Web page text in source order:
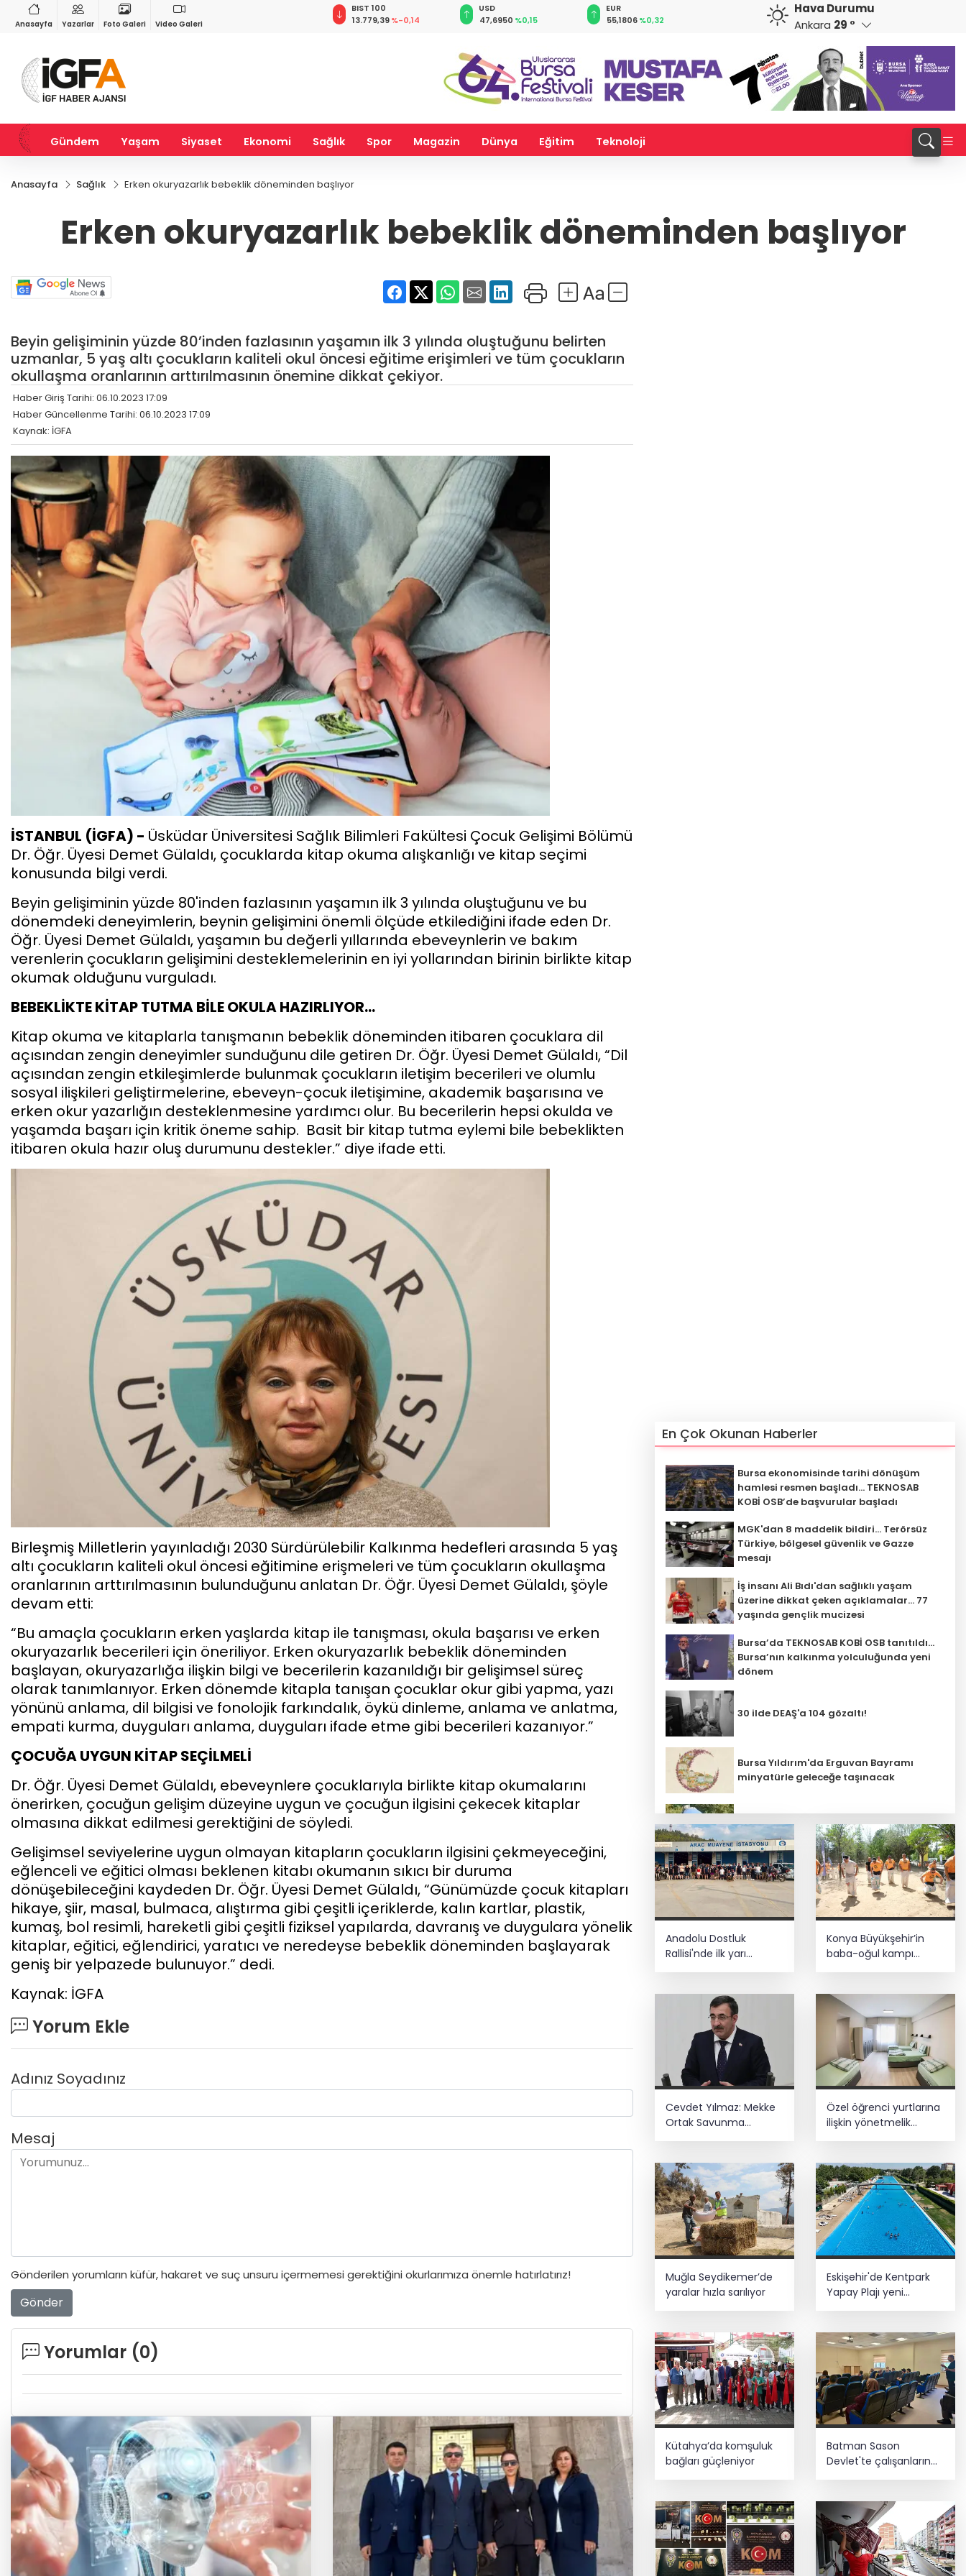
Anasayfa Yazarlar Foto Galeri Video Galeri
%-0,22
0,0018%0,23
BIST 100
13.779,39%-0,14
USD
47,6950 %0,15
EUR
55,1806 %0,32
64,4006%0,39
CHF
59,0494
Hava Durumu
Ankara 29 °
Gündem Yaşam Siyaset Ekonomi Sağlık Spor Magazin Dünya Eğitim Teknoloji
Anasayfa Sağlık Erken okuryazarlık bebeklik döneminden başlıyor
Erken okuryazarlık bebeklik döneminden başlıyor
Beyin gelişiminin yüzde 80’inden fazlasının yaşamın ilk 3 yılında oluştuğunu belirten
uzmanlar, 5 yaş altı çocukların kaliteli okul öncesi eğitime erişimleri ve tüm çocukların
okullaşma oranlarının arttırılmasının önemine dikkat çekiyor.
Haber Giriş Tarihi: 06.10.2023 17:09
Haber Güncellenme Tarihi: 06.10.2023 17:09
Kaynak: İGFA
İSTANBUL (İGFA) - Üsküdar Üniversitesi Sağlık Bilimleri Fakültesi Çocuk Gelişimi Bölümü
Dr. Öğr. Üyesi Demet Gülaldı, çocuklarda kitap okuma alışkanlığı ve kitap seçimi
konusunda bilgi verdi.
Beyin gelişiminin yüzde 80'inden fazlasının yaşamın ilk 3 yılında oluştuğunu ve bu
dönemdeki deneyimlerin, beynin gelişimini önemli ölçüde etkilediğini ifade eden Dr.
Öğr. Üyesi Demet Gülaldı, yaşamın bu değerli yıllarında ebeveynlerin ve bakım
verenlerin çocukların gelişimini desteklemelerinin en iyi yollarından birinin birlikte kitap
okumak olduğunu vurguladı.
BEBEKLİKTE KİTAP TUTMA BİLE OKULA HAZIRLIYOR…
Kitap okuma ve kitaplarla tanışmanın bebeklik döneminden itibaren çocuklara dil
açısından zengin deneyimler sunduğunu dile getiren Dr. Öğr. Üyesi Demet Gülaldı, “Dil
açısından zengin etkileşimlerde bulunmak çocukların iletişim becerileri ve olumlu
sosyal ilişkileri geliştirmelerine, ebeveyn-çocuk iletişimine, akademik başarısına ve
erken okur yazarlığın desteklenmesine yardımcı olur. Bu becerilerin hepsi okulda ve
yaşamda başarı için kritik öneme sahip. Basit bir kitap tutma eylemi bile bebeklikten
itibaren okula hazır oluş durumunu destekler.” diye ifade etti.
Birleşmiş Milletlerin yayınladığı 2030 Sürdürülebilir Kalkınma hedefleri arasında 5 yaş
altı çocukların kaliteli okul öncesi eğitimine erişmeleri ve tüm çocukların okullaşma
oranlarının arttırılmasının bulunduğunu anlatan Dr. Öğr. Üyesi Demet Gülaldı, şöyle
devam etti:
“Bu amaçla çocukların erken yaşlarda kitap ile tanışması, okula başarısı ve erken
okuryazarlık becerileri için öneriliyor. Erken okuryazarlık bebeklik döneminden
başlayan, okuryazarlığa ilişkin bilgi ve becerilerin kazanıldığı bir gelişimsel süreç
olarak tanımlanıyor. Erken dönemde kitapla tanışan çocuklar okur gibi yapma, yazı
yönünü anlama, dil bilgisi ve fonolojik farkındalık, öykü dinleme, anlama ve anlatma,
empati kurma, duyguları anlama, duyguları ifade etme gibi becerileri kazanıyor.”
ÇOCUĞA UYGUN KİTAP SEÇİLMELİ
Dr. Öğr. Üyesi Demet Gülaldı, ebeveynlere çocuklarıyla birlikte kitap okumalarını
önerirken, çocuğun gelişim düzeyine uygun ve çocuğun ilgisini çekecek kitaplar
olmasına dikkat edilmesi gerektiğini de söyledi.
Gelişimsel seviyelerine uygun olmayan kitapların çocukların ilgisini çekmeyeceğini,
eğlenceli ve eğitici olması beklenen kitabı okumanın sıkıcı bir duruma
dönüşebileceğini kaydeden Dr. Öğr. Üyesi Demet Gülaldı, “Günümüzde çocuk kitapları
hikaye, şiir, masal, bulmaca, alıştırma gibi çeşitli içeriklerde, kalın kartlar, plastik,
kumaş, bol resimli, hareketli gibi çeşitli fiziksel yapılarda, davranış ve duygulara yönelik
kitaplar, eğitici, eğlendirici, yaratıcı ve neredeyse bebeklik döneminden başlayarak
geniş bir yelpazede bulunuyor.” dedi.
Kaynak: İGFA
Yorum Ekle
Adınız Soyadınız
Mesaj
Gönderilen yorumların küfür, hakaret ve suç unsuru içermemesi gerektiğini okurlarımıza önemle hatırlatırız!
Gönder
Yorumlar (0)
En Çok Okunan Haberler
Bursa ekonomisinde tarihi dönüşüm
hamlesi resmen başladı... TEKNOSAB
KOBİ OSB’de başvurular başladı
MGK'dan 8 maddelik bildiri... Terörsüz
Türkiye, bölgesel güvenlik ve Gazze
mesajı
İş insanı Ali Bıdı'dan sağlıklı yaşam
üzerine dikkat çeken açıklamalar... 77
yaşında gençlik mucizesi
Bursa’da TEKNOSAB KOBİ OSB tanıtıldı...
Bursa’nın kalkınma yolculuğunda yeni
dönem
30 ilde DEAŞ'a 104 gözaltı!
Bursa Yıldırım'da Erguvan Bayramı
minyatürle geleceğe taşınacak
kamu alanına döküme 150 bin TL ceza
CHP, Menderes Belediye Başkanı İlkay
Çiçek'i kesin ihraç talebiyle disipline
sevk etti
Ankara'da uyuşturucu ve fuhuş 8
gözaltı
Ödülü... Kamu kategorisinde zirvede
Anadolu Dostluk
Rallisi'nde ilk yarı
Konya Büyükşehir’in
baba-oğul kampı
Cevdet Yılmaz: Mekke
Ortak Savunma
Anlaşması bölgesel
sağlayacak
Özel öğrenci yurtlarına
ilişkin yönetmelik
değişikliği... Geçiş süresi
Muğla Seydikemer’de
yaralar hızla sarılıyor
Eskişehir'de Kentpark
Yapay Plajı yeni
Kütahya’da komşuluk
bağları güçleniyor
Batman Sason
Devlet'te çalışanların
talepleri dinlendi